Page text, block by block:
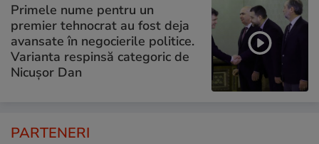
Primele nume pentru un
premier tehnocrat au fost deja
avansate în negocierile politice.
Varianta respinsă categoric de
Nicușor Dan
PARTENERI